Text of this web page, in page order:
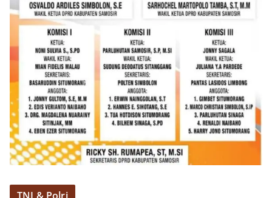
bendera, kegiatan sambang DDS ini juga
dimanfaatkan sebagai sarana deteksi dini (early
warning) guna mengantisipasi potensi gangguan
keamanan dan ketertiban masyarakat
(Kamtibmas) di lingkungan tempat tinggal warga.
Melalui interaksi langsung tersebut,
Bhabinkamtibmas dapat menghimpun informasi
awal terkait situasi sosial, potensi kerawanan,
maupun hal-hal yang dapat mengganggu
kondusivitas wilayah, khususnya menjelang
perayaan HUT Kemerdekaan RI yang biasanya
diwarnai dengan berbagai kegiatan dan
keramaian warga.‎‎Dengan adanya deteksi dini ini,
diharapkan potensi gangguan keamanan dapat
Kelurahan Sunggal tetap terjaga aman, tertib,